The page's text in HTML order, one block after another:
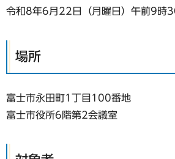
令和8年6月22日（月曜日）午前9時
場所
富士市永田町1丁目100番地
富士市役所6階第2会議室